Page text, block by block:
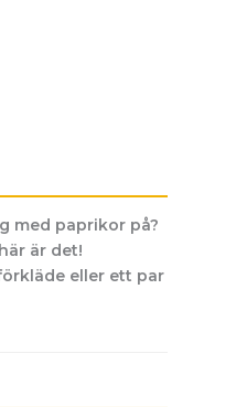
med paprikor på?
är det!
eller ett par